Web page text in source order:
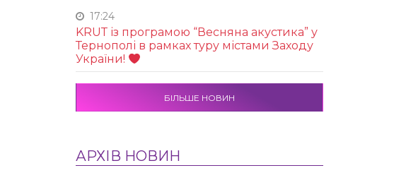
17:24
KRUТ із програмою “Весняна акустика” у
Тернополі в рамках туру містами Заходу
України!
БІЛЬШЕ НОВИН
АРХІВ НОВИН